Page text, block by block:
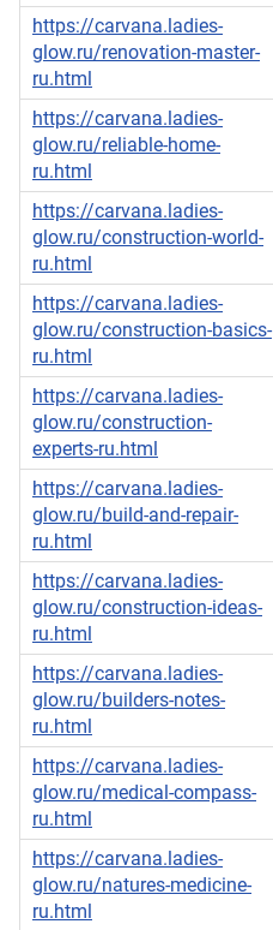
https://carvana.ladies-
glow.ru/renovation-master-
ru.html
https://carvana.ladies-
glow.ru/reliable-home-
ru.html
https://carvana.ladies-
glow.ru/construction-world-
ru.html
https://carvana.ladies-
glow.ru/construction-basics-
ru.html
https://carvana.ladies-
glow.ru/construction-
experts-ru.html
https://carvana.ladies-
glow.ru/build-and-repair-
ru.html
https://carvana.ladies-
glow.ru/construction-ideas-
ru.html
https://carvana.ladies-
glow.ru/builders-notes-
ru.html
https://carvana.ladies-
glow.ru/medical-compass-
ru.html
https://carvana.ladies-
glow.ru/natures-medicine-
ru.html